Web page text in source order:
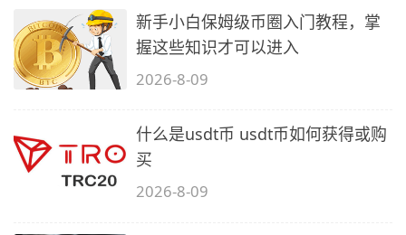
新手小白保姆级币圈入门教程，掌
握这些知识才可以进入
2026-8-09
什么是usdt币 usdt币如何获得或购
买
2026-8-09